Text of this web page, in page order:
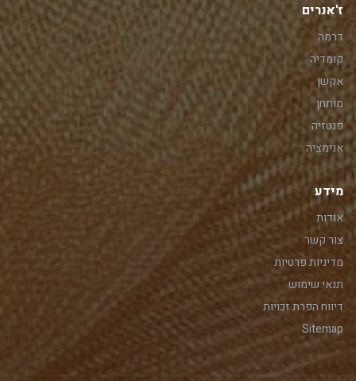
ז'אנרים
דרמה
קומדיה
אקשן
מותחן
פנטזיה
אנימציה
מידע
אודות
צור קשר
מדיניות פרטיות
תנאי שימוש
דיווח הפרת זכויות
Sitemap